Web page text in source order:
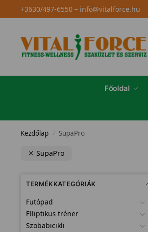
+3630/497-6550– info@vitalforce.hu
Főoldal
Kezdőlap / SupaPro
SupaPro
TERMÉKKATEGÓRIÁK
Futópad
Elliptikus tréner
Szobabicikli